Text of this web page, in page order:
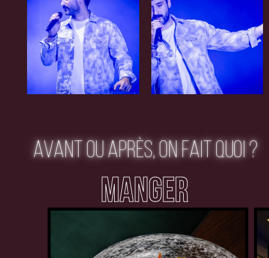
AVANT OU APRÈS, ON FAIT QUOI ?
MANGER